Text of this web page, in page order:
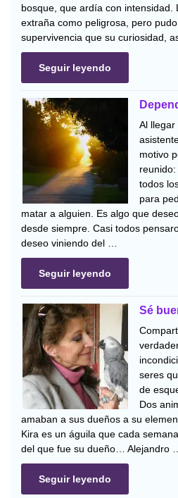
bosque, que ardía con intensidad.
extraña como peligrosa, pero
supervivencia que su curiosidad,
Seguir leyendo
Al llegar
motivo
todos
para
matar a alguien. Es algo que
desde siempre. Casi todos
deseo viniendo del …
Seguir leyendo
Sé
seres
de
Dos
amaban a sus dueños a su
Kira es un águila que cada
del que fue su dueño… Alejandro …
Seguir leyendo